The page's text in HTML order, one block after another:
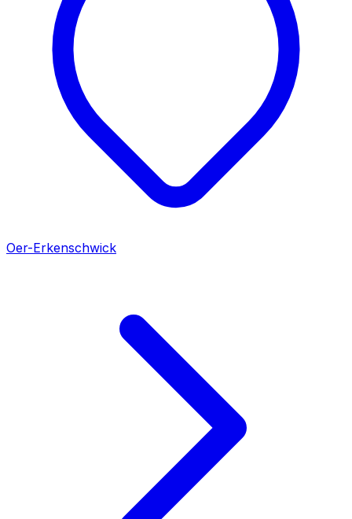
Oer-Erkenschwick